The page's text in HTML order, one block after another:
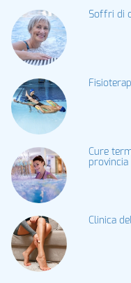
Soffri di
Cure
provincia
Clinica